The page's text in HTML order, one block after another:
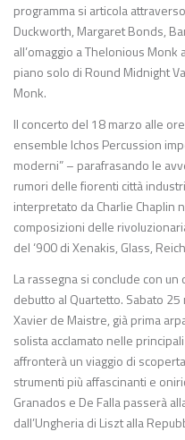
programma si articola
Duckworth, Margaret Bonds,
all’omaggio a Thelonious
piano solo di Round Midnight
Monk.
Il concerto del 18 marzo alle
ensemble Ichos Percussion
moderni” – parafrasando le
rumori delle fiorenti città
interpretato da Charlie Chaplin
composizioni delle
del ‘900 di Xenakis, Glass,
La rassegna si conclude con
debutto al Quartetto. Sabato
Xavier de Maistre, già prima
solista acclamato nelle
affronterà un viaggio di
strumenti più affascinanti e
Granados e De Falla passerà
dall’Ungheria di Liszt alla